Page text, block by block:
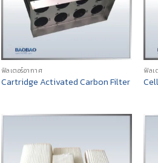
ฟิลเตอร์อากาศ
Cartridge Activated Carbon Filter
ฟิลเ